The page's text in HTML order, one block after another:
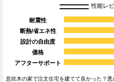
性能レ
耐震性
断熱/省エネ性
設計の自由度
価格
アフターサポート
息吹木の家で注文住宅を建てて良かった？